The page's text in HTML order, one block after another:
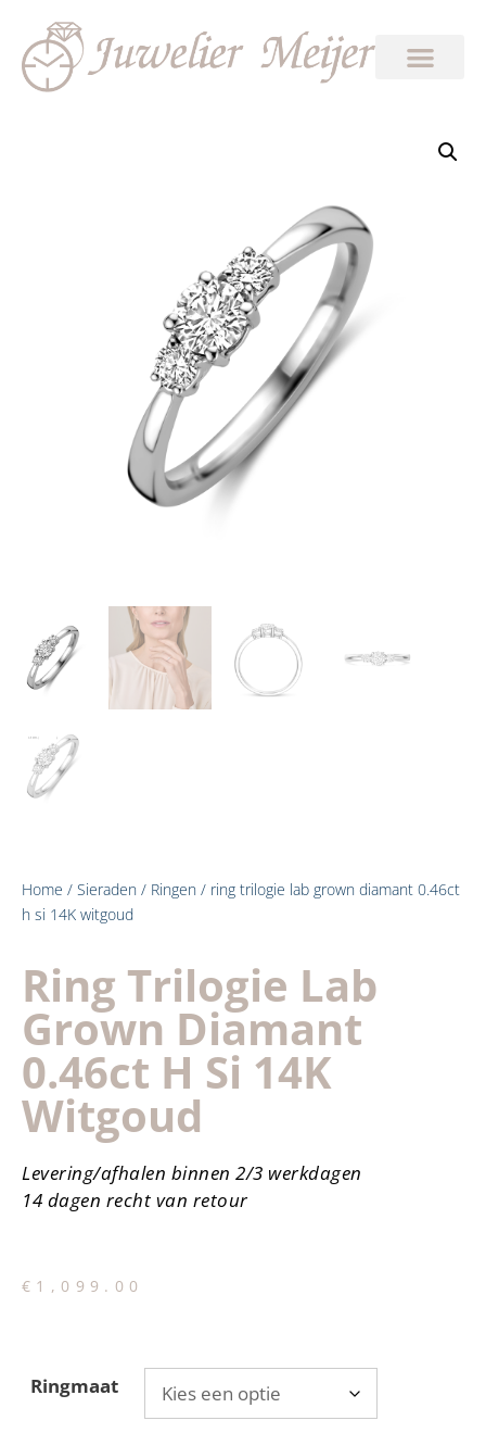
Home / Sieraden / Ringen / ring trilogie lab grown diamant 0.46ct
h si 14K witgoud
Ring Trilogie Lab
Grown Diamant
0.46ct H Si 14K
Witgoud
Levering/afhalen binnen 2/3 werkdagen
14 dagen recht van retour
€ 1,099.00
Ringmaat